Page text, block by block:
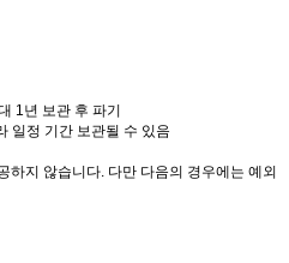
1년 보관 후 파기
일정 기간 보관될 수 있음
하지 않습니다. 다만 다음의 경우에는 예외